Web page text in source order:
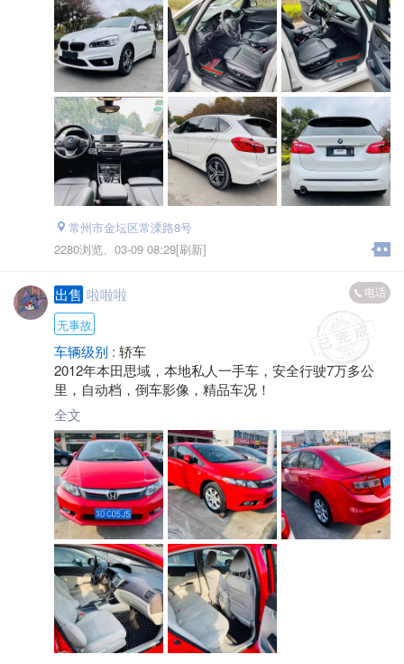
常州市金坛区常溧路8号
2280浏览、 03-09 08:29[刷新]
出售 啦啦啦 电话
无事故
车辆级别 : 轿车
2012年本田思域，本地私人一手车，安全行驶7万多公
里，自动档，倒车影像，精品车况！
全文